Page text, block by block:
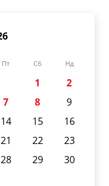
Пт Сб Нд
1
2
7 8
9
14 15
16
21 22
23
28 29
30